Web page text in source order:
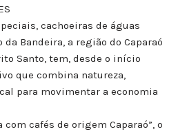
cachoeiras de águas
Bandeira, a região do Caparaó
Santo, tem, desde o início
que combina natureza,
para movimentar a economia
com cafés de origem Caparaó”, o